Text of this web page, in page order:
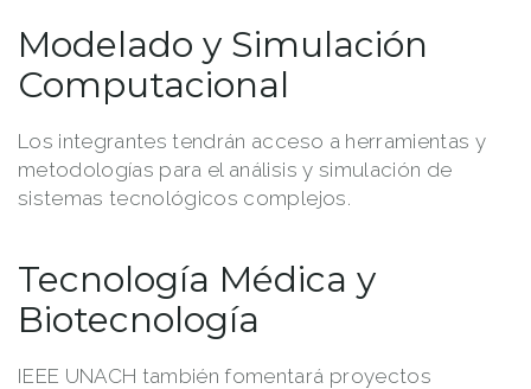
Modelado y Simulación
Computacional
Los integrantes tendrán acceso a herramientas y
metodologías para el análisis y simulación de
sistemas tecnológicos complejos.
Tecnología Médica y
Biotecnología
IEEE UNACH también fomentará proyectos